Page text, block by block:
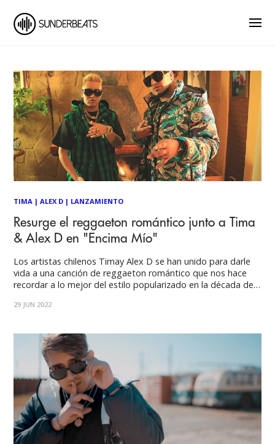
TIMA |ALEX D | LANZAMIENTO
Resurge el reggaeton romántico junto a Tima
& Alex D en "Encima Mío"
Los artistas chilenos Timay Alex D se han unido para darle
vida a una canción de reggaeton romántico que nos hace
recordar a lo mejor del estilo popularizado en la década del
Esto, confirmado por la gigante plataforma de
29 JUN 2022